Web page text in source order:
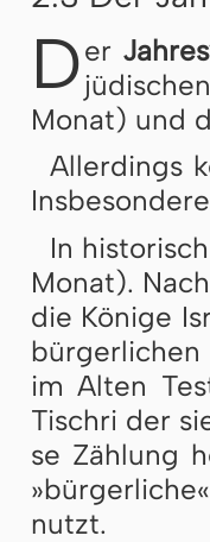
Der
Mo­nat) und
Allerdings
In
Mo­nat).
die Kö­ni­ge
bür­ger­li­chen
im Al­ten
Tisch­ri der
se Zäh­lung
nutzt.